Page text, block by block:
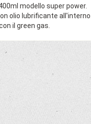
modello super power.
olio lubrificante
il green gas.